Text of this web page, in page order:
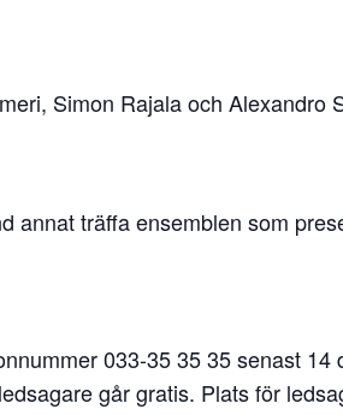
Simon Rajala och Alexandro
annat träffa ensemblen som
033-35 35 35 senast
går gratis. Plats för